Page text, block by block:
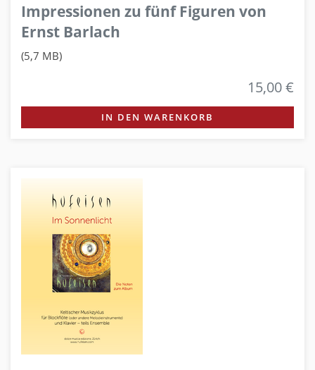
Impressionen zu fünf Figuren von
Ernst Barlach
(5,7 MB)
15,00 €
IN DEN WARENKORB